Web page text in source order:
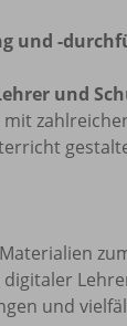
und -
und
und